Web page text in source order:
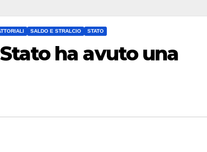
SALDO E STRALCIO STATO
ha avuto una